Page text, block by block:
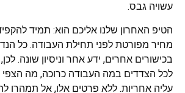
עשויה גבס.
הטיפ האחרון שלנו אליכם הוא: תמיד
מחיר מפורטת לפני תחילת העבודה. כל
בכישורים אחרים, ידע אחר וניסיון שונה.
לכל הצדדים במה העבודה כרוכה, מה הצפי
עליה אחריות. ללא פרטים אלו, אל תמהרו